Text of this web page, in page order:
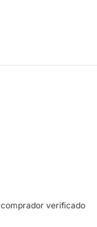
comprador verificado